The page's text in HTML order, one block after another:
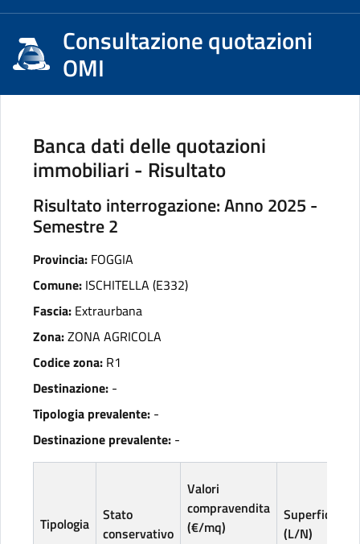
Consultazione quotazioni
OMI
Banca dati delle quotazioni
immobiliari - Risultato
Risultato interrogazione: Anno 2025 -
Semestre 2
Provincia: FOGGIA
Comune: ISCHITELLA (E332)
Fascia: Extraurbana
Zona:ZONA AGRICOLA
Codice zona: R1
Destinazione: -
Tipologia prevalente: -
Destinazione prevalente: -
Tipologia
Stato
conservativo
Valori
compravendita
(€/mq)
Superficie
(L/N)